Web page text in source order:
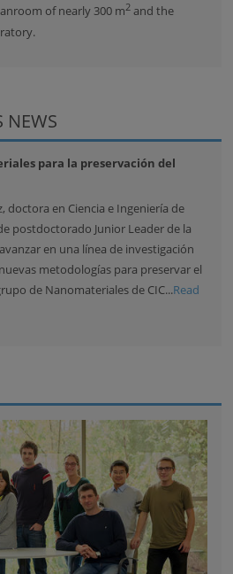
of nearly 300 m2 and the
NEWS
para la preservación del
doctora en Ciencia e Ingeniería de
postdoctorado Junior Leader de la
en una línea de investigación
metodologías para preservar el
de Nanomateriales de CIC...Read